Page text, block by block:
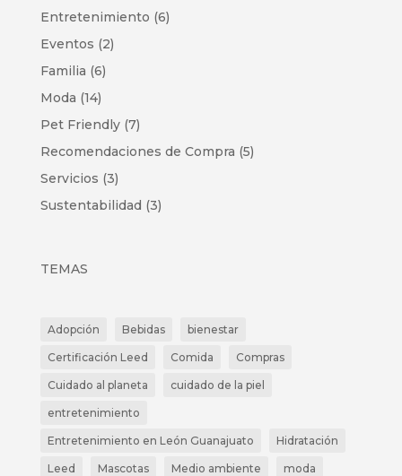
Entretenimiento (6)
Eventos (2)
Familia (6)
Moda (14)
Pet Friendly(7)
Recomendaciones de Compra (5)
Servicios (3)
Sustentabilidad (3)
TEMAS
Adopción Bebidas bienestar
Certificación Leed Comida Compras
Cuidado al planeta cuidado de la piel
entretenimiento
Entretenimiento en León Guanajuato Hidratación
Leed Mascotas Medio ambiente moda